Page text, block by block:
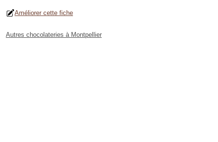
Améliorer cette fiche
Autres chocolateries à Montpellier